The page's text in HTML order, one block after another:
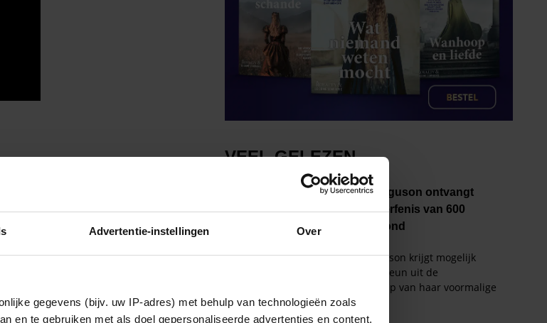
Advertentie-instellingen Over
gegevens (bijv. uw IP-adres) met behulp van technologieën zoals
en te gebruiken met als doel gepersonaliseerde advertenties en content,